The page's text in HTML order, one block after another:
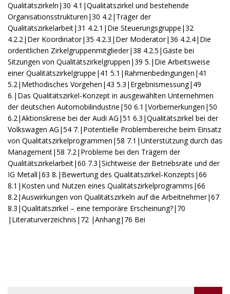
Qualitätszirkeln|30 4.1|Qualitätszirkel und bestehende
Organisationsstrukturen|30 4.2|Träger der
Qualitätszirkelarbeit|31 4.2.1|Die Steuerungsgruppe|32
4.2.2|Der Koordinator|35 4.2.3|Der Moderator|36 4.2.4|Die
ordentlichen Zirkelgruppenmitglieder|38 4.2.5|Gäste bei
Sitzungen von Qualitätszirkelgruppen|39 5.|Die Arbeitsweise
einer Qualitätszirkelgruppe|41 5.1|Rahmenbedingungen|41
5.2|Methodisches Vorgehen|43 5.3|Ergebnismessung|49
6.|Das Qualitätszirkel-Konzept in ausgewählten Unternehmen
der deutschen Automobilindustrie|50 6.1|Vorbemerkungen|50
6.2|Aktionskreise bei der Audi AG|51 6.3|Qualitätszirkel bei der
Volkswagen AG|54 7.|Potentielle Problembereiche beim Einsatz
von Qualitätszirkelprogrammen|58 7.1|Unterstützung durch das
Management|58 7.2|Probleme bei den Trägern der
Qualitätszirkelarbeit|60 7.3|Sichtweise der Betriebsräte und der
IG Metall|63 8.|Bewertung des Qualitätszirkel-Konzepts|66
8.1|Kosten und Nutzen eines Qualitätszirkelprogramms|66
8.2|Auswirkungen von Qualitätszirkeln auf die Arbeitnehmer|67
8.3|Qualitätszirkel – eine temporäre Erscheinung?|70
|Literaturverzeichnis|72 |Anhang|76 Bei